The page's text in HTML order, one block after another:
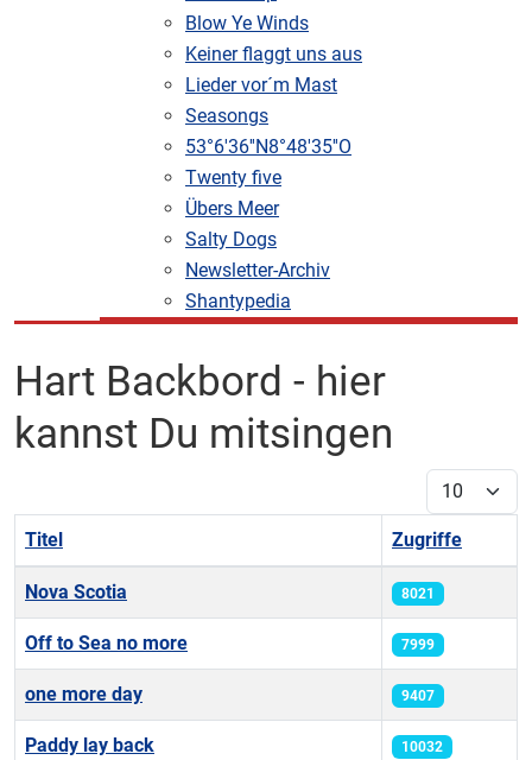
Blow Ye Winds
Keiner flaggt uns aus
Lieder vor´m Mast
Seasongs
53°6'36''N8°48'35''O
Twenty five
Übers Meer
Salty Dogs
Newsletter-Archiv
Shantypedia
Hart Backbord - hier
kannst Du mitsingen
Anzeige #
Beiträge
Titel Zugriffe
Nova Scotia 8021
Off to Sea no more 7999
one more day 9407
Paddy lay back 10032